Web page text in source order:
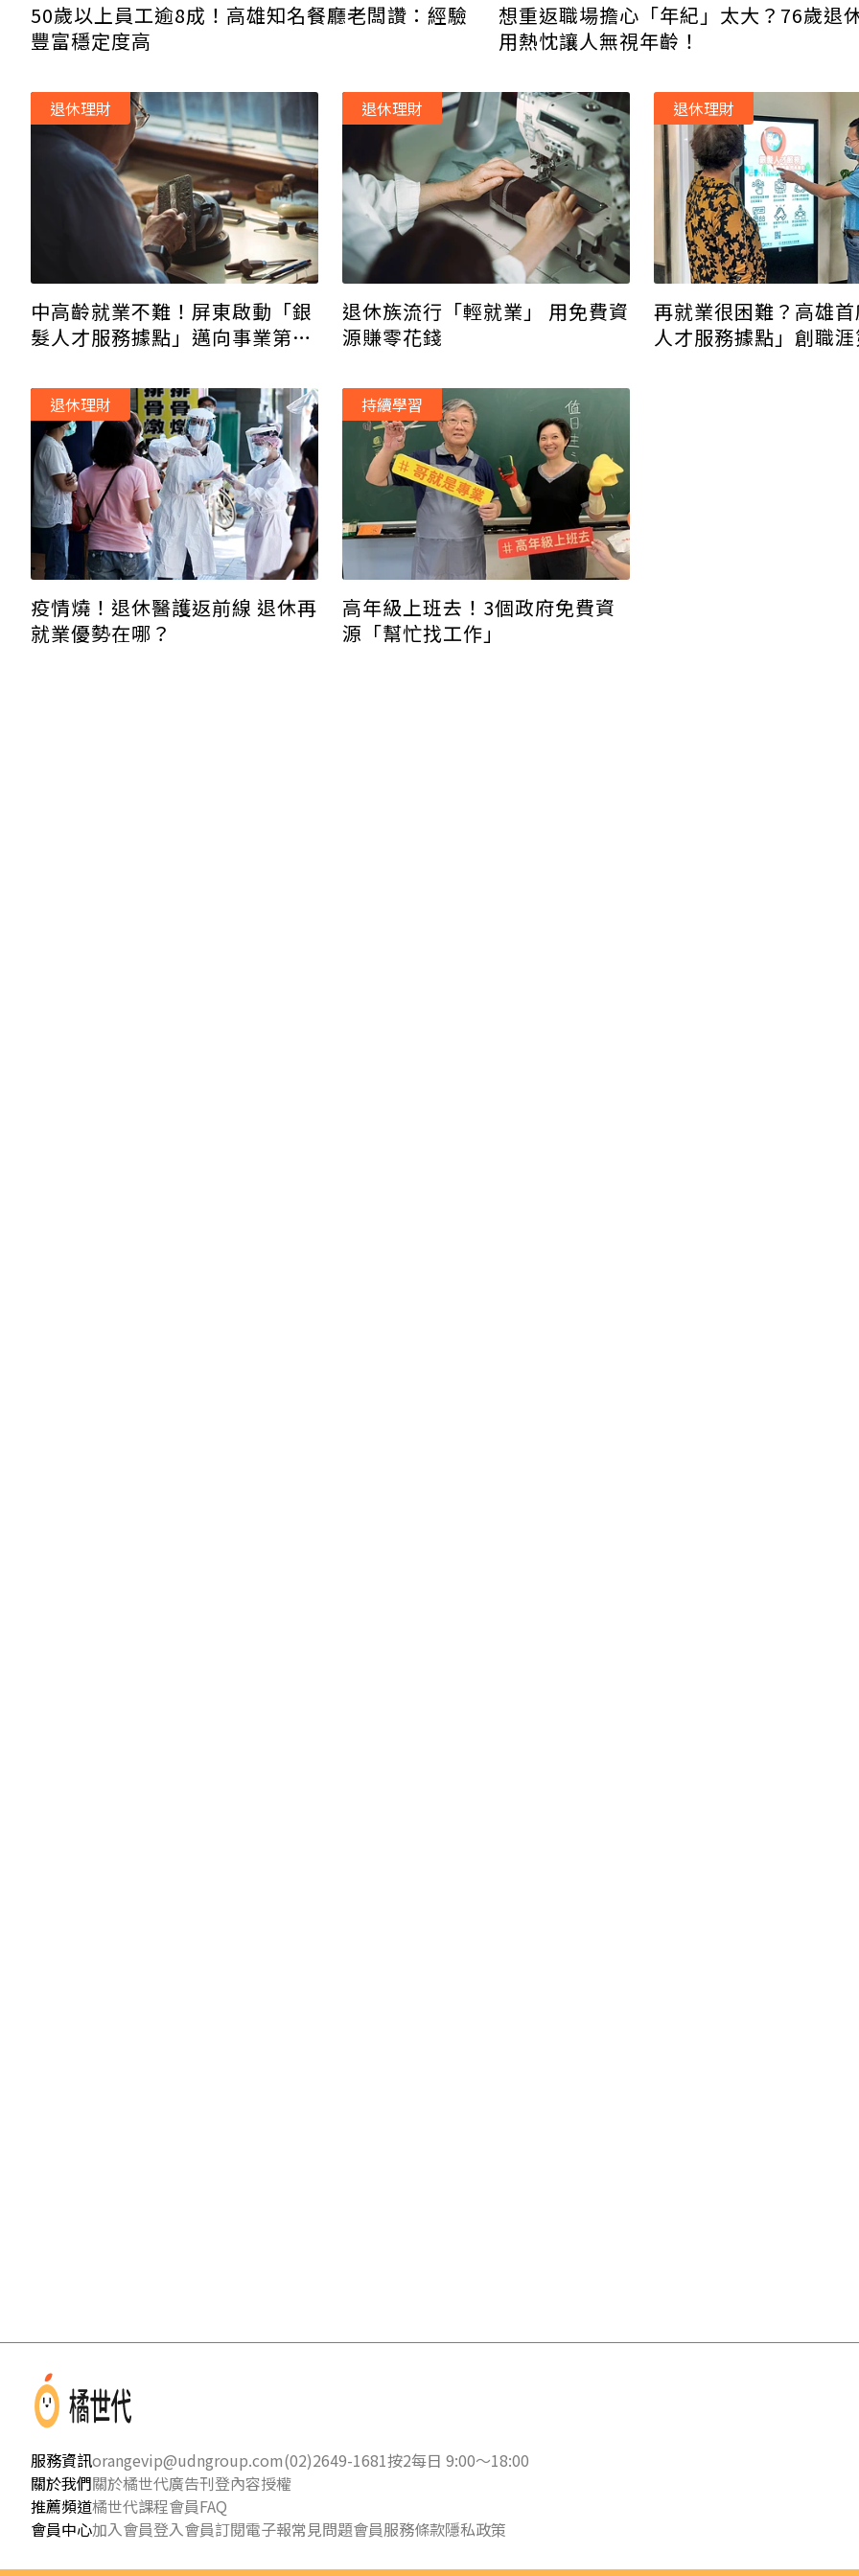
50歲以上員工逾8成！高雄知名餐廳老闆讚：經驗
豐富穩定度高
想重返職場擔心「年紀」太大？76歲退
用熱忱讓人無視年齡！
中高齡就業不難！屏東啟動「銀
髮人才服務據點」邁向事業第二
退休理財
退休族流行「輕就業」 用免費資
源賺零花錢
退休理財
再就業很困難？高雄
人才服務據點」創職
退休理財
疫情燒！退休醫護返前線 退休再
就業優勢在哪？
退休理財
高年級上班去！3個政府免費資
源「幫忙找工作」
持續學習
服務資訊orangevip@udngroup.com(02)2649-1681按2每日 9:00～18:00
關於我們關於橘世代廣告刊登內容授權
推薦頻道橘世代課程會員FAQ
會員中心加入會員登入會員訂閱電子報常見問題會員服務條款隱私政策